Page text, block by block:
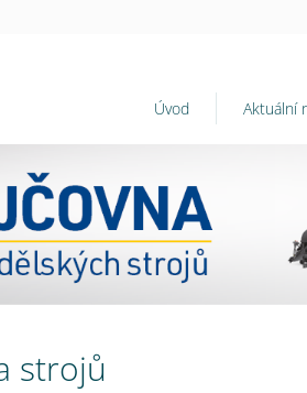
Úvod Aktuální
strojů